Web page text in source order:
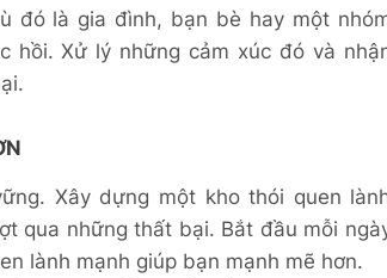
đó là gia đình, bạn bè hay một
Xử lý những cảm xúc đó và
Xây dựng một kho thói quen
qua những thất bại. Bắt đầu mỗi
lành mạnh giúp bạn mạnh mẽ hơn.